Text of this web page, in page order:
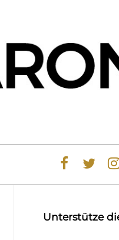
Unterstütze